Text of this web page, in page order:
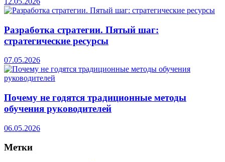
Разработка стратегии. Пятый шаг:
стратегические ресурсы
07.05.2026
Почему не годятся традиционные методы
обучения руководителей
06.05.2026
Метки